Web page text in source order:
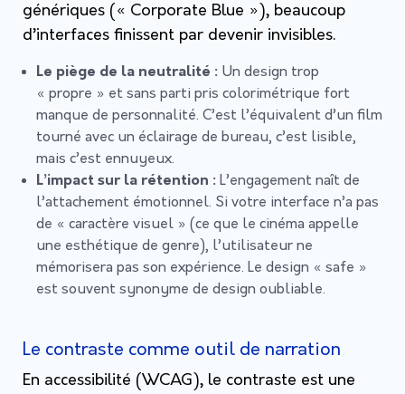
génériques (« Corporate Blue »), beaucoup
d’interfaces finissent par devenir invisibles.
Le piège de la neutralité : Un design trop
« propre » et sans parti pris colorimétrique fort
manque de personnalité. C’est l’équivalent d’un film
tourné avec un éclairage de bureau, c’est lisible,
mais c’est ennuyeux.
L’impact sur la rétention : L’engagement naît de
l’attachement émotionnel. Si votre interface n’a pas
de « caractère visuel » (ce que le cinéma appelle
une esthétique de genre), l’utilisateur ne
mémorisera pas son expérience. Le design « safe »
est souvent synonyme de design oubliable.
Le contraste comme outil de narration
En accessibilité (WCAG), le contraste est une